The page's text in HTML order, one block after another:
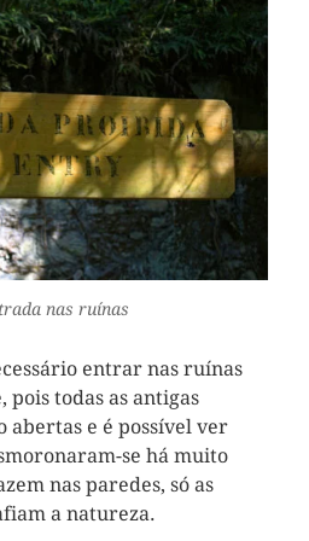
nas ruínas
entrar nas ruínas
pois todas as antigas
abertas e é possível ver
se há muito
nas paredes, só as
a natureza.